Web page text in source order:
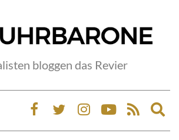
bloggen das Revier